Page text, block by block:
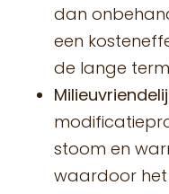
dan
een
de lange
stoom en
waardoor het